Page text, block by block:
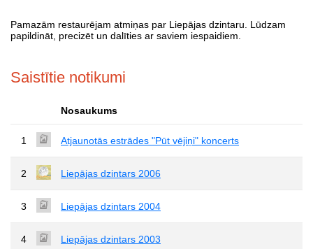
Pamazām restaurējam atmiņas par Liepājas dzintaru. Lūdzam
papildināt, precizēt un dalīties ar saviem iespaidiem.
Saistītie notikumi
Nosaukums
1 Atjaunotās estrādes "Pūt vējiņi" koncerts
2 Liepājas dzintars 2006
3 Liepājas dzintars 2004
4 Liepājas dzintars 2003